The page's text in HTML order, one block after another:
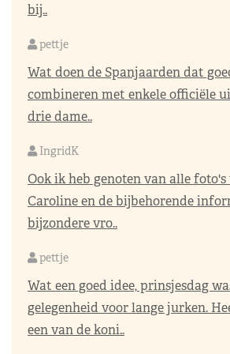
bij..
pettje
Wat doen de Spanjaarden dat
combineren met enkele officiële
drie dame..
IngridK
Ook ik heb genoten van alle
Caroline en de bijbehorende
bijzondere vro..
pettje
Wat een goed idee, prinsjesdag
gelegenheid voor lange jurken.
een van de koni..